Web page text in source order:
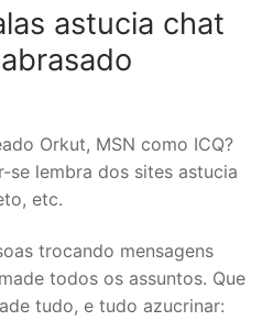
astucia chat
Orkut, MSN como ICQ?
se lembra dos sites astucia
etc.
trocando mensagens
todos os assuntos. Que
tudo, e tudo azucrinar: